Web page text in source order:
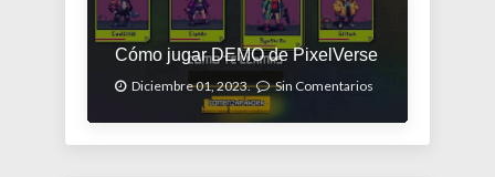
Cómo jugar DEMO de PixelVerse
Diciembre 01, 2023. Sin Comentarios